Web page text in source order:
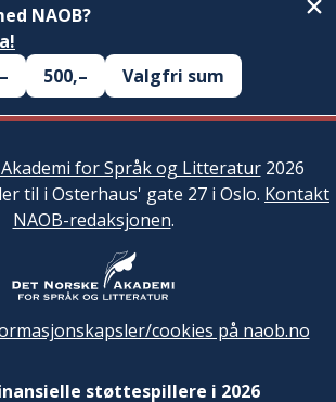
NAOB?
500,– Valgfri sum
for Språk og Litteratur2026
til i Osterhaus' gate 27 i Oslo. Kontakt
NAOB-redaksjonen.
cookies på naob.no
støttespillere i 2026